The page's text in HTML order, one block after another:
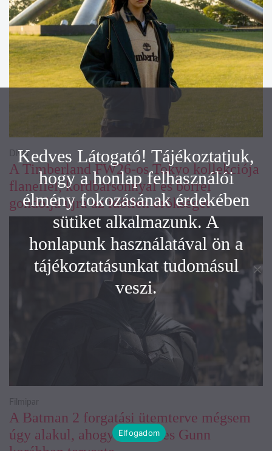
A Timberland FW26-os Tokyo kollekciója
flanellel, kordbársonnyal és bőrrel
gondolja újra az időtlen örökséget
Divat
A Batman 2 forgatási ütemterve mégsem
úgy alakul, ahogy azt James Gunn
Filmipar
Kedves Látogató! Tájékoztatjuk,
hogy a honlap felhasználói
élmény fokozásának érdekében
sütiket alkalmazunk. A
honlapunk használatával ön a
tájékoztatásunkat tudomásul
veszi.
Elfogadom